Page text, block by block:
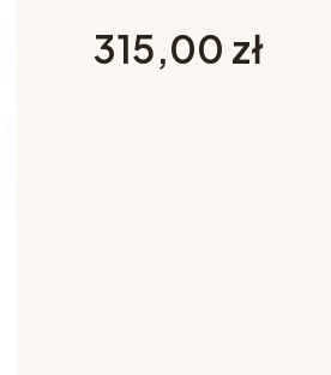
Cena
315,00 zł